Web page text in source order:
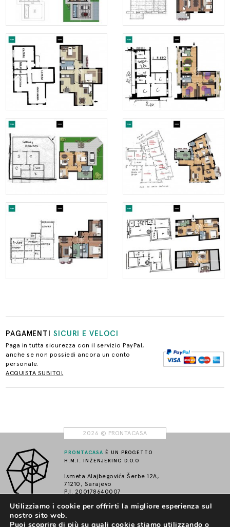
PAGAMENTISICURI E VELOCI
Paga in tutta sicurezza con il servizio PayPal,
anche se non possiedi ancora un conto
personale.
ACQUISTA SUBITO!
2026 © PRONTACASA
PRONTACASA È UN PROGETTO
H.M.I. INŽENJERING D.O.O
Ismeta Alajbegovića Šerbe 12A,
71210, Sarajevo
P.I. 200178640007
Utilizziamo i cookie per offrirti la migliore esperienza sul
nostro sito web.
Puoi scoprire di più su quali cookie stiamo utilizzando o